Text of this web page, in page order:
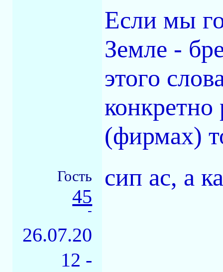
Если мы
Земле -
этого
(фирмах)
Гость
45
-
26.07.20
12 -
сип ас, а